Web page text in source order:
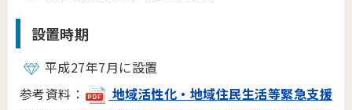
設置時期
平成27年7月に設置
参考資料：
地域活性化・地域住民生活等緊急支援